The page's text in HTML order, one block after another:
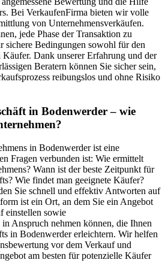
Bei VerkaufenFirma bieten wir volle
von Unternehmensverkäufen.
jede Phase der Transaktion zu
sichere Bedingungen sowohl für den
Dank unserer Erfahrung und der
Beratern können Sie sicher sein,
reibungslos und ohne Risiko
in Bodenwerder – wie
in Bodenwerder ist eine
Fragen verbunden ist: Wie ermittelt
Wann ist der beste Zeitpunkt für
Wie findet man geeignete Käufer?
Sie schnell und effektiv Antworten auf
ist ein Ort, an dem Sie ein Angebot
einstellen sowie
Anspruch nehmen können, die Ihnen
in Bodenwerder erleichtern. Wir helfen
vor dem Verkauf und
am besten für potenzielle Käufer